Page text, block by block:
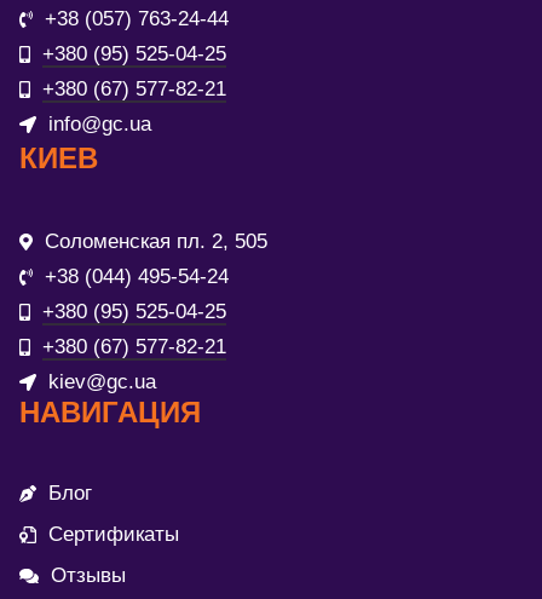
+38 (057) 763-24-44
+380 (95) 525-04-25
+380 (67) 577-82-21
info@gc.ua
КИЕВ
Соломенская пл. 2, 505
+38 (044) 495-54-24
+380 (95) 525-04-25
+380 (67) 577-82-21
kiev@gc.ua
НАВИГАЦИЯ
Блог
Сертификаты
Отзывы